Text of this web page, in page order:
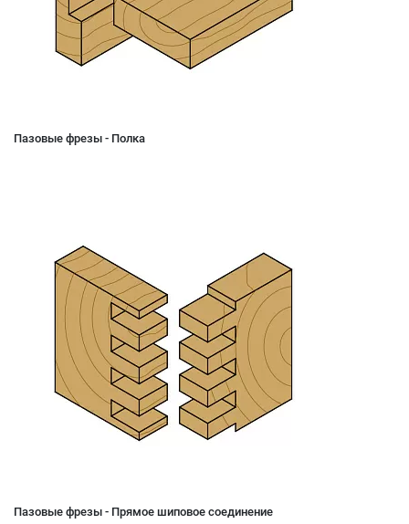
Пазовые фрезы - Полка
Пазовые фрезы - Прямое шиповое соединение